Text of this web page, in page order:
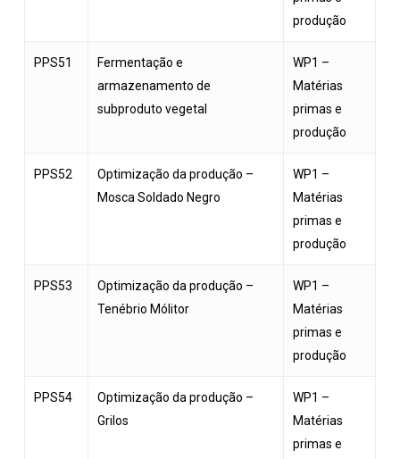
produção
PPS51
Fermentação e
armazenamento de
subproduto vegetal
WP1 –
Matérias
primas e
produção
PPS52
Optimização da produção –
Mosca Soldado Negro
WP1 –
Matérias
primas e
produção
PPS53
Optimização da produção –
Tenébrio Mólitor
WP1 –
Matérias
primas e
produção
PPS54
Optimização da produção –
Grilos
WP1 –
Matérias
primas e